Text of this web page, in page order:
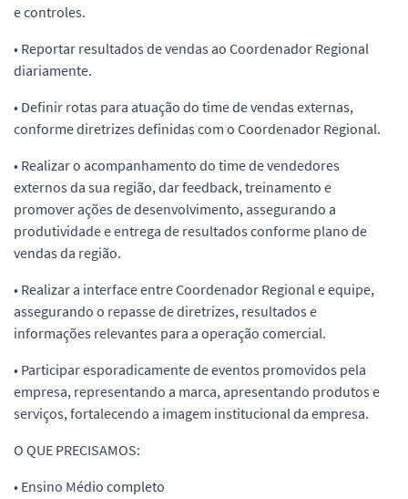
e controles.
• Reportar resultados de vendas ao Coordenador Regional
diariamente.
• Definir rotas para atuação do time de vendas externas,
conforme diretrizes definidas com o Coordenador Regional.
• Realizar o acompanhamento do time de vendedores
externos da sua região, dar feedback, treinamento e
promover ações de desenvolvimento, assegurando a
produtividade e entrega de resultados conforme plano de
vendas da região.
• Realizar a interface entre Coordenador Regional e equipe,
assegurando o repasse de diretrizes, resultados e
informações relevantes para a operação comercial.
• Participar esporadicamente de eventos promovidos pela
empresa, representando a marca, apresentando produtos e
serviços, fortalecendo a imagem institucional da empresa.
O QUE PRECISAMOS:
• Ensino Médio completo